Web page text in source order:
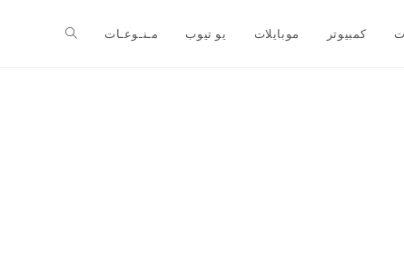
كمبيوتر موبايلات يو تيوب مـنـوعـات